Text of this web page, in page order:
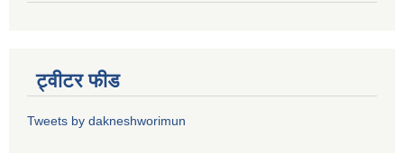
ट्वीटर फीड
Tweets by dakneshworimun